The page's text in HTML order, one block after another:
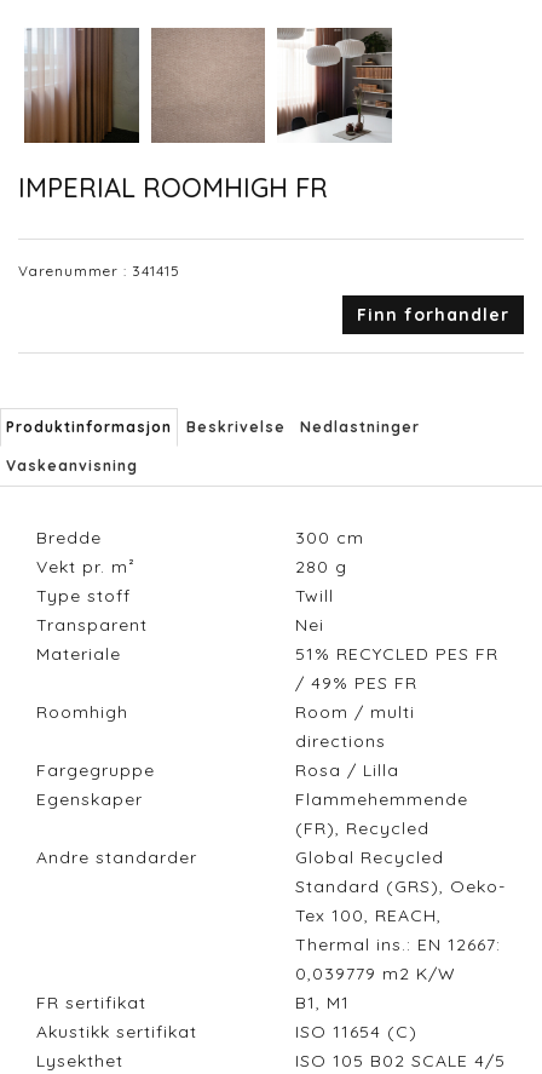
IMPERIAL ROOMHIGH FR
Varenummer : 341415
Finn forhandler
Produktinformasjon Beskrivelse Nedlastninger
Vaskeanvisning
Bredde 300 cm
Vekt pr. m²
280 g
Type stoff
Twill
Transparent
Nei
Materiale
51% RECYCLED PES FR
/ 49% PES FR
Roomhigh
Room / multi
directions
Fargegruppe
Rosa / Lilla
Egenskaper
Flammehemmende
(FR), Recycled
Andre standarder
Global Recycled
Standard (GRS), Oeko-
Tex 100, REACH,
Thermal ins.: EN 12667:
0,039779 m2 K/W
FR sertifikat
B1, M1
Akustikk sertifikat
ISO 11654 (C)
Lysekthet
ISO 105 B02 SCALE 4/5